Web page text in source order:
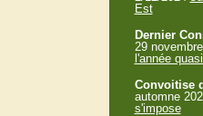
Est
Dernier
29
l'année
Convoitise
automne
s'impose